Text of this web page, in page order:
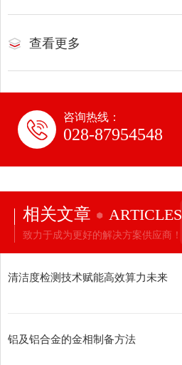
查看更多
咨询热线：
028-87954548
相关文章 ARTICLES
致力于成为更好的解决方案供应商！
清洁度检测技术赋能高效算力未来
铝及铝合金的金相制备方法